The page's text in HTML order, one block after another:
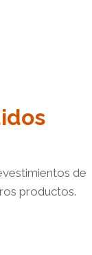
de
productos.